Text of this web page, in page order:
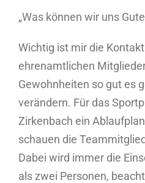
„Was können wir uns
Wichtig ist mir die
ehrenamtlichen
Gewohnheiten so gut es
verändern. Für das
Zirkenbach ein
schauen die
Dabei wird immer die
als zwei Personen,